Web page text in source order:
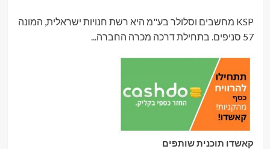
KSP מחשבים וסלולר בע"מ היא רשת חנויות ישראלית, המונה
57 סניפים. בתחילת דרכה מכרה החברה...
קאשדו תוכנית שותפים